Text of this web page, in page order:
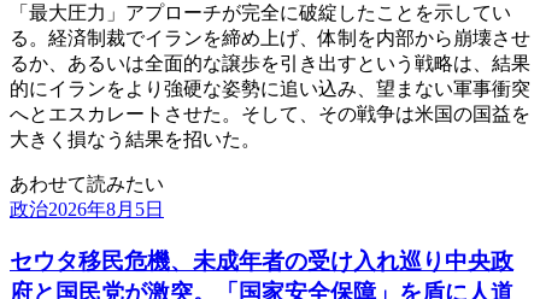
「最大圧力」アプローチが完全に破綻したことを示してい
る。経済制裁でイランを締め上げ、体制を内部から崩壊させ
るか、あるいは全面的な譲歩を引き出すという戦略は、結果
的にイランをより強硬な姿勢に追い込み、望まない軍事衝突
へとエスカレートさせた。そして、その戦争は米国の国益を
大きく損なう結果を招いた。
あわせて読みたい
政治2026年8月5日
セウタ移民危機、未成年者の受け入れ巡り中央政
府と国民党が激突。「国家安全保障」を盾に人道